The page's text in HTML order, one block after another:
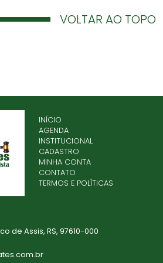
VOLTAR AO TOPO
INÍCIO
AGENDA
INSTITUCIONAL
CADASTRO
MINHA CONTA
CONTATO
TERMOS E POLÍTICAS
de Assis, RS, 97610-000